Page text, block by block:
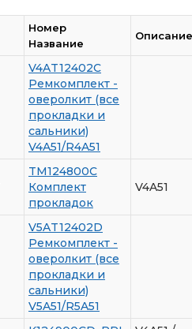
Номер
Название
Описание
V4AT12402C
Ремкомплект -
оверолкит (все
прокладки и
сальники)
V4A51/R4A51
TM124800C
Комплект
прокладок
V4A51
V5AT12402D
Ремкомплект -
оверолкит (все
прокладки и
сальники)
V5A51/R5A51